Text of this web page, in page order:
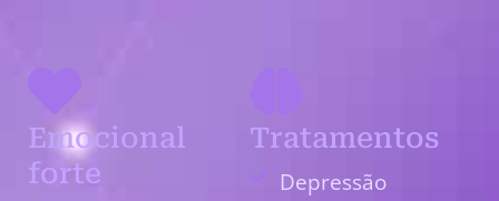
Emocional
forte
Tratamentos
Depressão